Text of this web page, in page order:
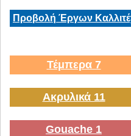
Προβολή Έργων
Τέμπερα 7
Ακρυλικά 11
Gouache 1